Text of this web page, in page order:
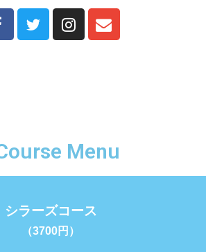
Menu
シラーズコース
（3700円）